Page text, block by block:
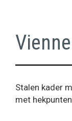
Vienne
Stalen kader
met